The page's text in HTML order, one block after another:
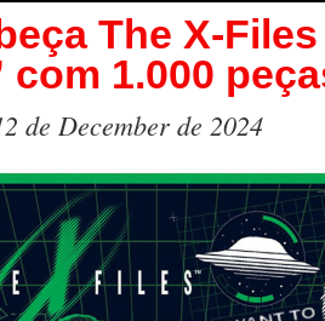
The X-Files
com 1.000
de December de 2024